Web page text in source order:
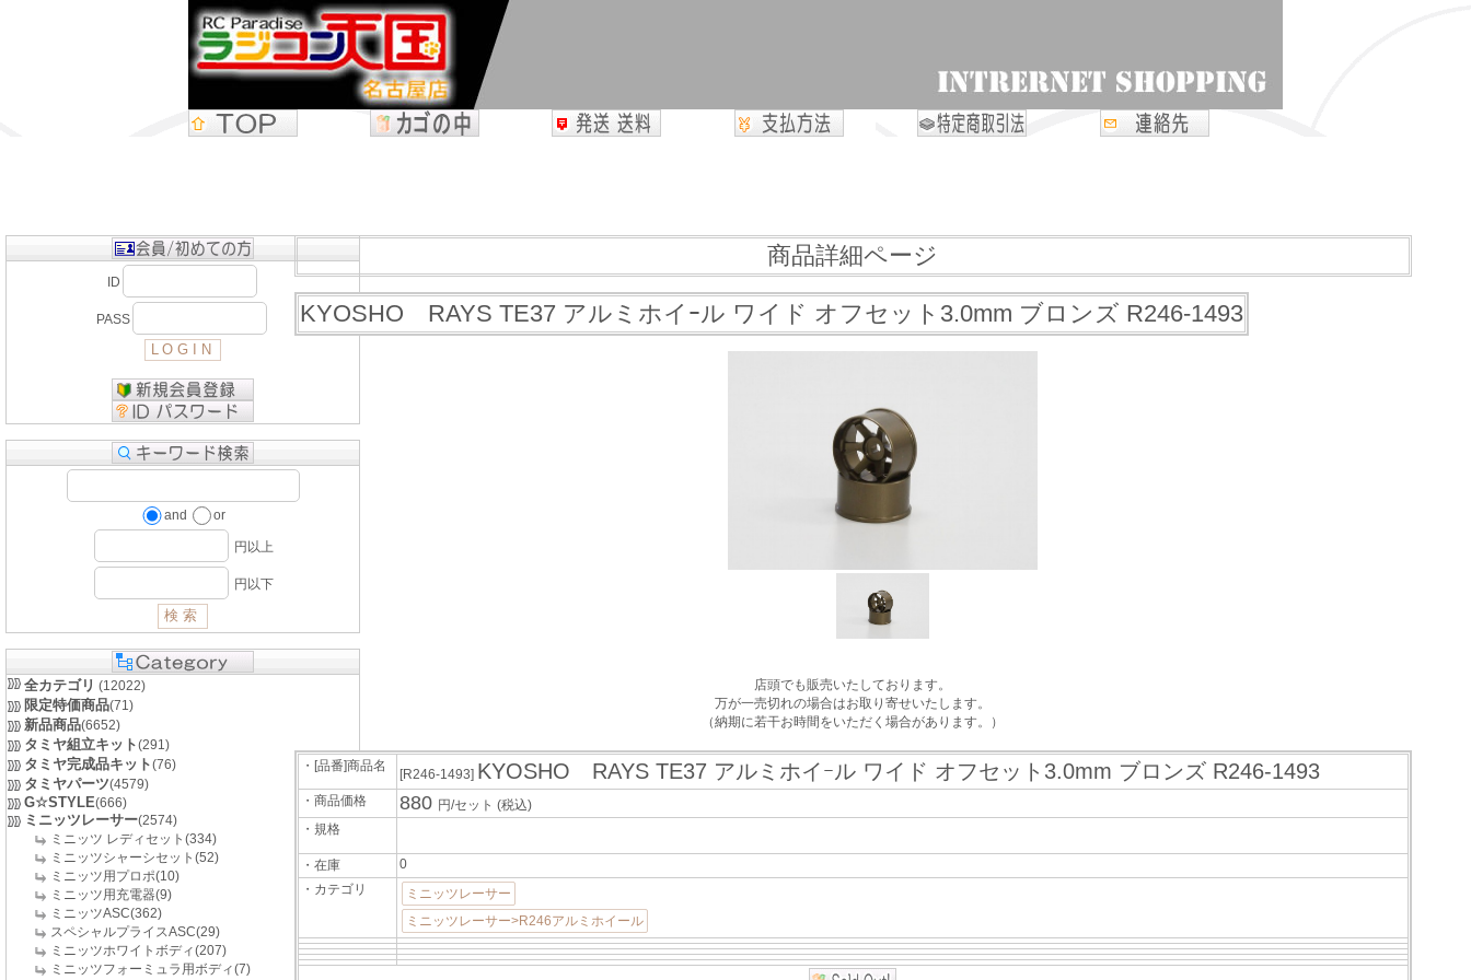
ID
PASS
and or
円以上
円以下
全カテゴリ (12022)
限定特価商品(71)
新品商品(6652)
タミヤ組立キット(291)
タミヤ完成品キット(76)
タミヤパーツ(4579)
G☆STYLE(666)
ミニッツレーサー(2574)
ミニッツ レディセット(334)
ミニッツシャーシセット(52)
ミニッツ用プロポ(10)
ミニッツ用充電器(9)
ミニッツASC(362)
スペシャルプライスASC(29)
ミニッツホワイトボディ(207)
ミニッツフォーミュラ用ボディ(7)
商品詳細ページ
KYOSHO RAYS TE37 アルミホイｰル ワイド オフセット3.0mm ブロンズ R246-1493
店頭でも販売いたしております。
万が一売切れの場合はお取り寄せいたします。
（納期に若干お時間をいただく場合があります。）
・[品番]商品名
[R246-1493] KYOSHO RAYS TE37 アルミホイｰル ワイド オフセット3.0mm ブロンズ R246-1493
・商品価格 880 円/セット (税込)
・規格
・在庫
0
・カテゴリ
ミニッツレーサー
ミニッツレーサー>R246アルミホイール